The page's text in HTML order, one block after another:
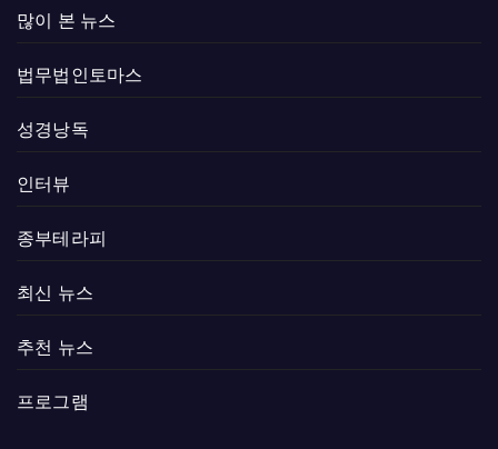
많이 본 뉴스
법무법인토마스
성경낭독
인터뷰
종부테라피
최신 뉴스
추천 뉴스
프로그램